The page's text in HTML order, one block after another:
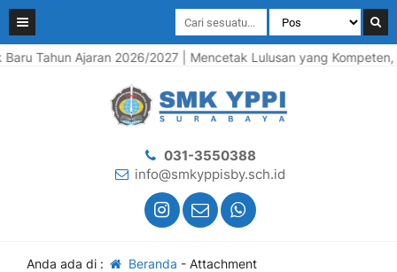
Tahun Ajaran 2026/2027 | Mencetak Lulusan yang Kompeten,
031-3550388
info@smkyppisby.sch.id
Anda ada di : Beranda - Attachment